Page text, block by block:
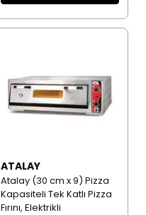
ATALAY
Atalay (30 cm x 9) Pizza
Kapasiteli Tek Katlı Pizza
Fırını, Elektrikli